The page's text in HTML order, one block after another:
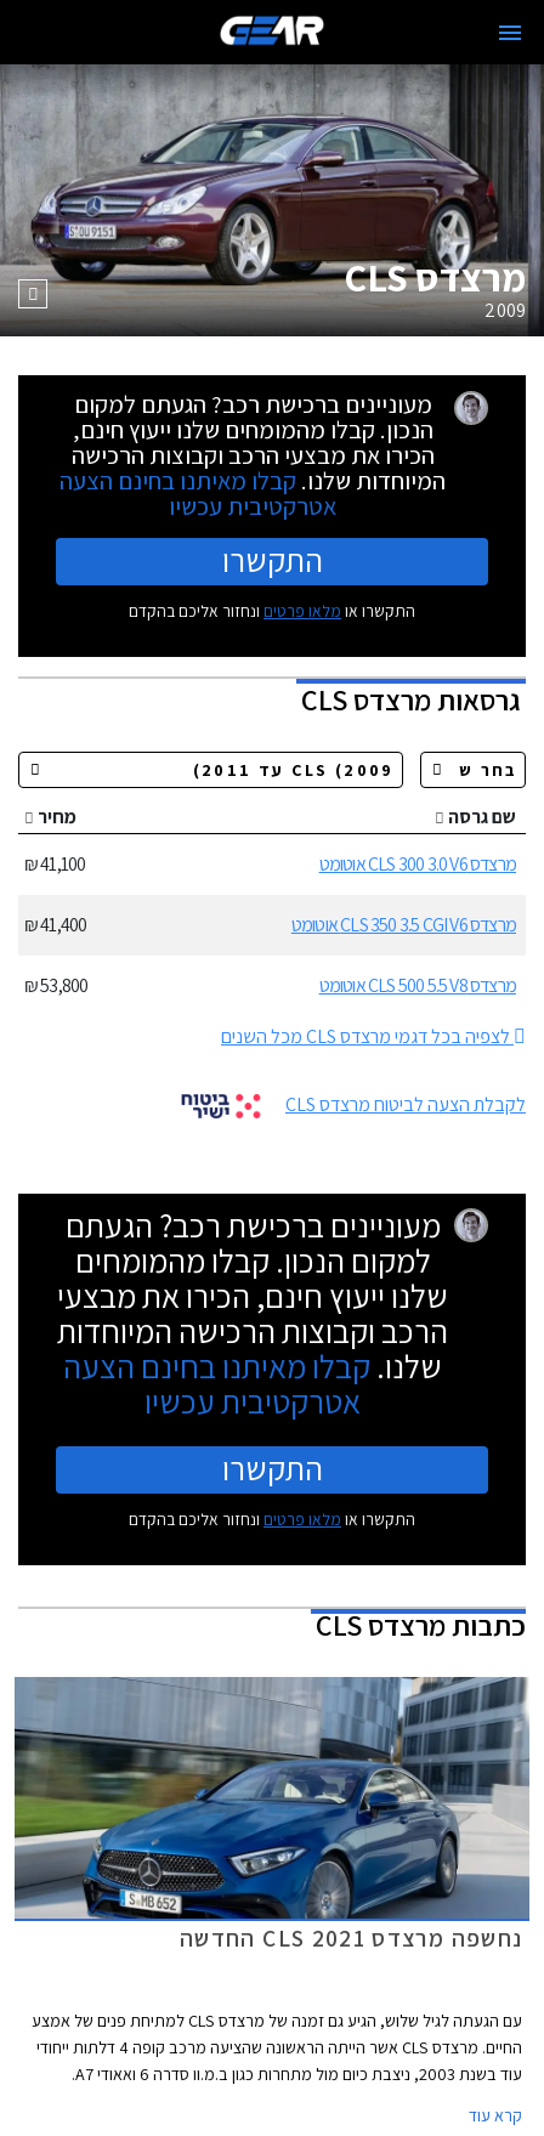
מרצדס CLS
2009
מעוניינים ברכישת רכב? הגעתם למקום
הנכון. קבלו מהמומחים שלנו ייעוץ חינם,
הכירו את מבצעי הרכב וקבוצות הרכישה
המיוחדות שלנו. קבלו מאיתנו בחינם הצעה
אטרקטיבית עכשיו
התקשרו
התקשרו או מלאו פרטים ונחזור אליכם בהקדם
גרסאותמרצדס CLS
שם גרסה
מחיר
מרצדס CLS 300 3.0 V6 אוטומט
41,100 ₪
מרצדס CLS 350 3.5 CGI V6 אוטומט 41,400 ₪
מרצדס CLS 500 5.5 V8 אוטומט
53,800 ₪
לצפיה בכל דגמי מרצדס CLS מכל השנים
לקבלת הצעה לביטוח מרצדס CLS
מעוניינים ברכישת רכב? הגעתם
למקום הנכון. קבלו מהמומחים
שלנו ייעוץ חינם, הכירו את מבצעי
הרכב וקבוצות הרכישה המיוחדות
שלנו. קבלו מאיתנו בחינם הצעה
אטרקטיבית עכשיו
התקשרו
התקשרו או מלאו פרטים ונחזור אליכם בהקדם
כתבותמרצדס CLS
נחשפה מרצדס CLS 2021 החדשה
עם הגעתה לגיל שלוש, הגיע גם זמנה של מרצדס CLS למתיחת פנים של אמצע
החיים. מרצדס CLS אשר הייתה הראשונה שהציעה מרכב קופה 4 דלתות ייחודי
עוד בשנת 2003, ניצבת כיום מול מתחרות כגון ב.מ.וו סדרה 6 ואאודי A7.
קרא עוד